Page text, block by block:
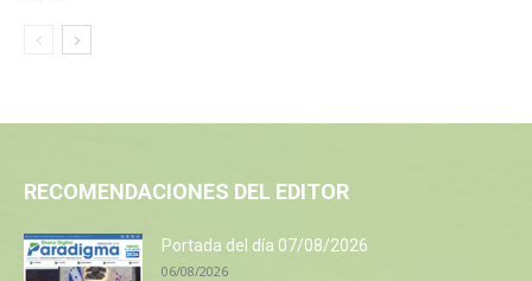
RECOMENDACIONES DEL EDITOR
Portada del día 07/08/2026
06/08/2026